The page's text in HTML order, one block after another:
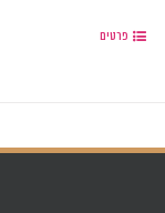
פרטים